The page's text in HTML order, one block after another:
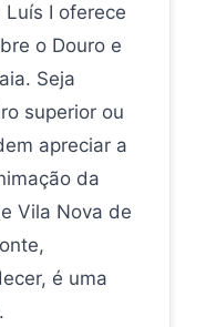
Luís I oferece
o Douro e
Seja
superior ou
apreciar a
da
Vila Nova de
é uma